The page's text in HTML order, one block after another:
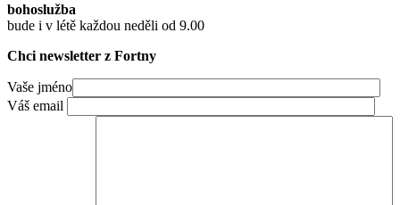
bohoslužba
bude i v létě každou neděli od 9.00
Chci newsletter z Fortny
Vaše jméno
Váš email